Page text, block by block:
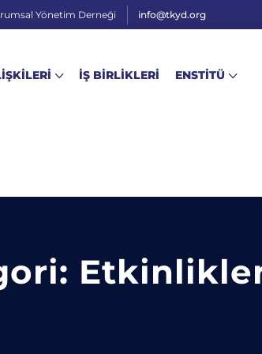
Yönetim Derneği info@tkyd.org
İŞ BİRLİKLERİ ENSTİTÜ